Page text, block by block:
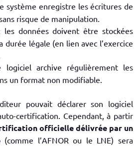
système enregistre les écritures de
risque de manipulation.
les données doivent être stockées
durée légale (en lien avec l’exercice
logiciel archive régulièrement les
un format non modifiable.
pouvait déclarer son logiciel
certification. Cependant, à partir
officielle délivrée par un
(comme l’AFNOR ou le LNE) sera